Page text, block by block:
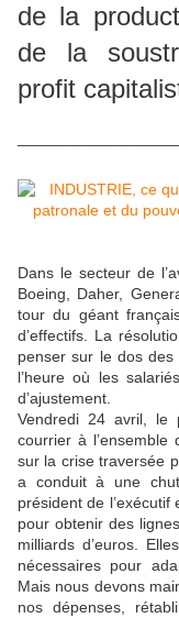
de la
de la
profit
Dans le secteur de
Boeing, Daher,
tour du géant
d’effectifs. La
penser sur le dos
l’heure où les
d’ajustement.
Vendredi 24 avril, le
courrier à
sur la crise traversée
a conduit à une
président de
pour obtenir des
milliards d’euros.
nécessaires pour
Mais nous devons
nos dépenses,